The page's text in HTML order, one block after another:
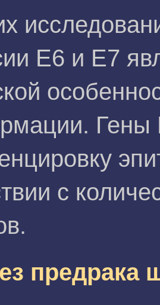
Е6 и Е7
с
предрака